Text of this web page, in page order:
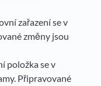
zařazení se v
změny jsou
položka se v
Připravované